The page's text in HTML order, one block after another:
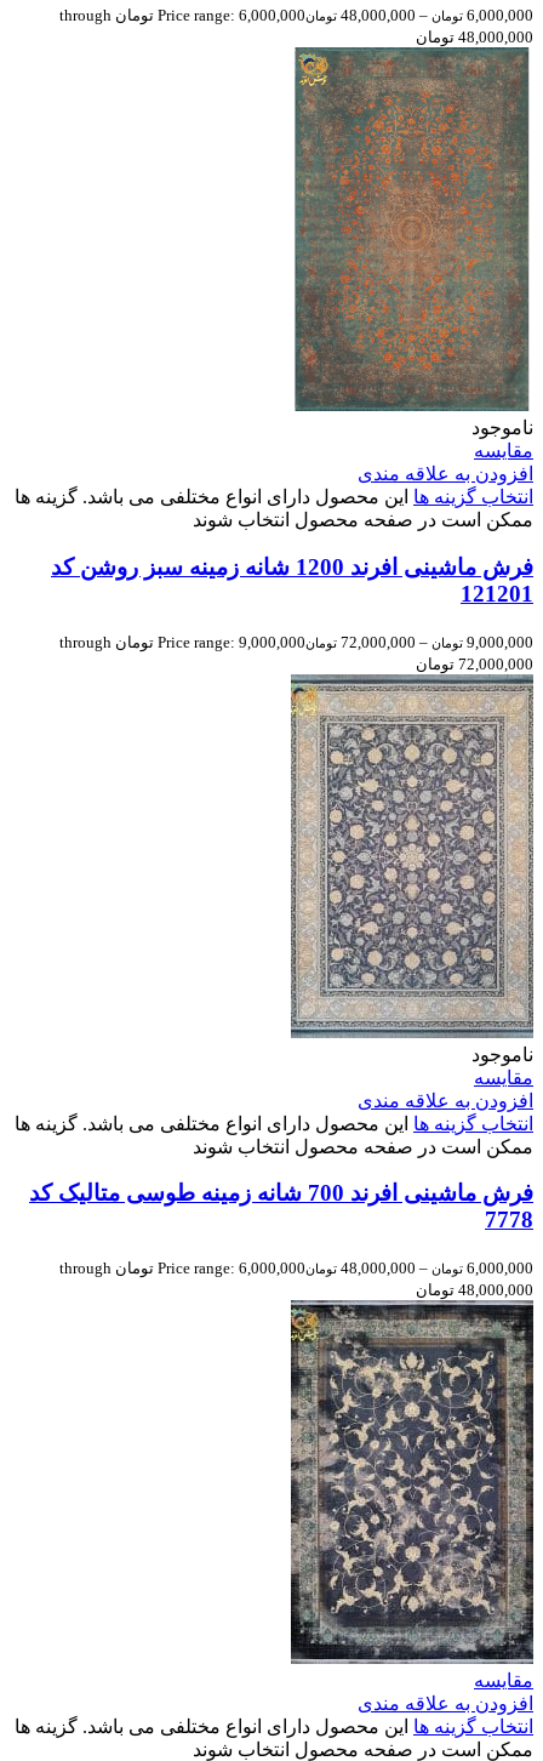
6,000,000 تومان –
48,000,000 تومان
Price range: 6,000,000 تومان through
48,000,000 تومان
ناموجود
مقایسه
افزودن به علاقه مندی
انتخاب گزینه ها این محصول دارای انواع مختلفی می باشد. گزینه ها
ممکن است در صفحه محصول انتخاب شوند
فرش ماشینی افرند 1200 شانه زمینه سبز روشن کد
121201
9,000,000 تومان –
72,000,000 تومان
Price range: 9,000,000 تومان through
72,000,000 تومان
ناموجود
مقایسه
افزودن به علاقه مندی
انتخاب گزینه ها این محصول دارای انواع مختلفی می باشد. گزینه ها
ممکن است در صفحه محصول انتخاب شوند
فرش ماشینی افرند 700 شانه زمینه طوسی متالیک کد
7778
6,000,000 تومان –
48,000,000 تومان
Price range: 6,000,000 تومان through
48,000,000 تومان
مقایسه
افزودن به علاقه مندی
انتخاب گزینه ها این محصول دارای انواع مختلفی می باشد. گزینه ها
ممکن است در صفحه محصول انتخاب شوند